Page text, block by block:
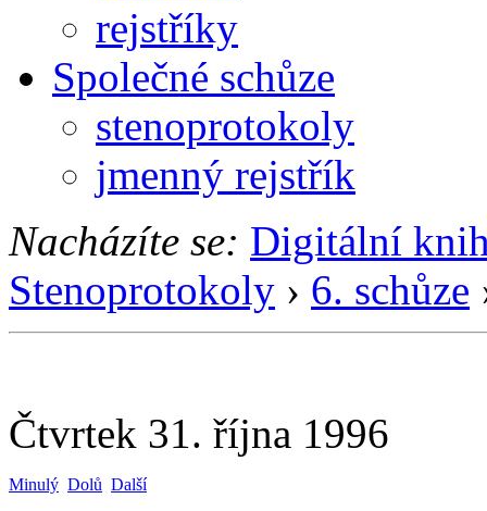
rejstříky
Společné schůze
stenoprotokoly
jmenný rejstřík
Nacházíte se: Digitální
Stenoprotokoly › 6. schůze
Čtvrtek 31. října 1996
Minulý Dolů Další